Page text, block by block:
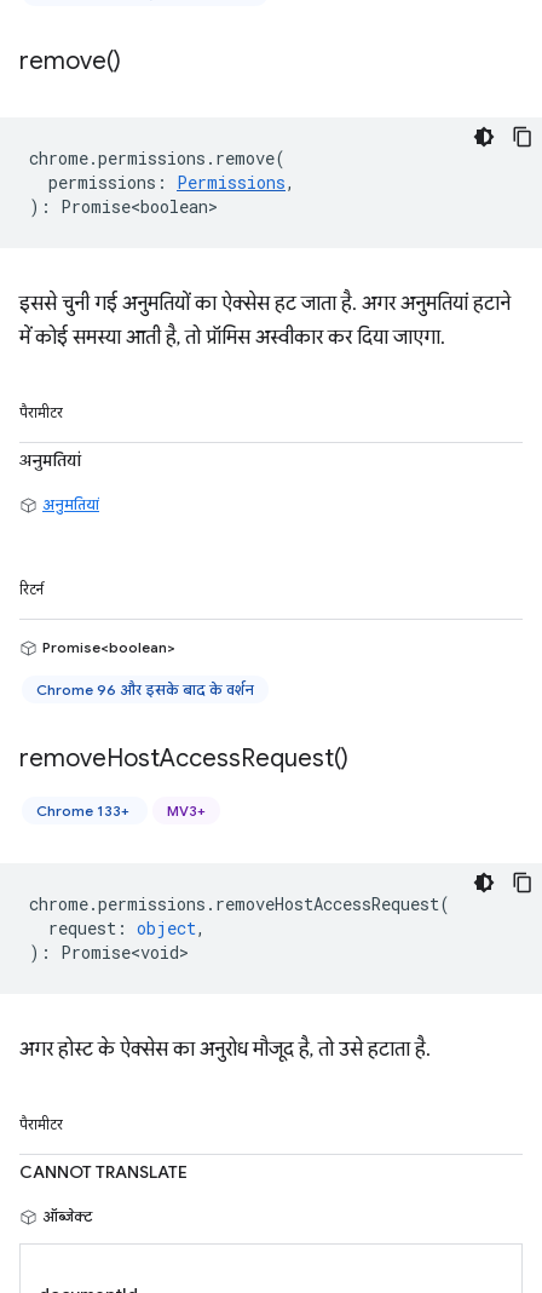
remove()
chrome.permissions . remove(
permissions : Permissions,
) : Promise<boolean>
इससे चुनी गई अनुमतियों का ऐक्सेस हट जाता है. अगर अनुमतियां हटाने
में कोई समस्या आती है, तो प्रॉमिस अस्वीकार कर दिया जाएगा.
पैरामीटर
अनुमतियां
अनुमतियां
रिटर्न
Promise<boolean>
Chrome 96 और इसके बाद के वर्शन
removeHostAccessRequest()
Chrome 133+ MV3+
chrome.permissions . removeHostAccessRequest(
request : object,
) : Promise<void>
अगर होस्ट के ऐक्सेस का अनुरोध मौजूद है, तो उसे हटाता है.
पैरामीटर
CANNOT TRANSLATE
ऑब्जेक्ट